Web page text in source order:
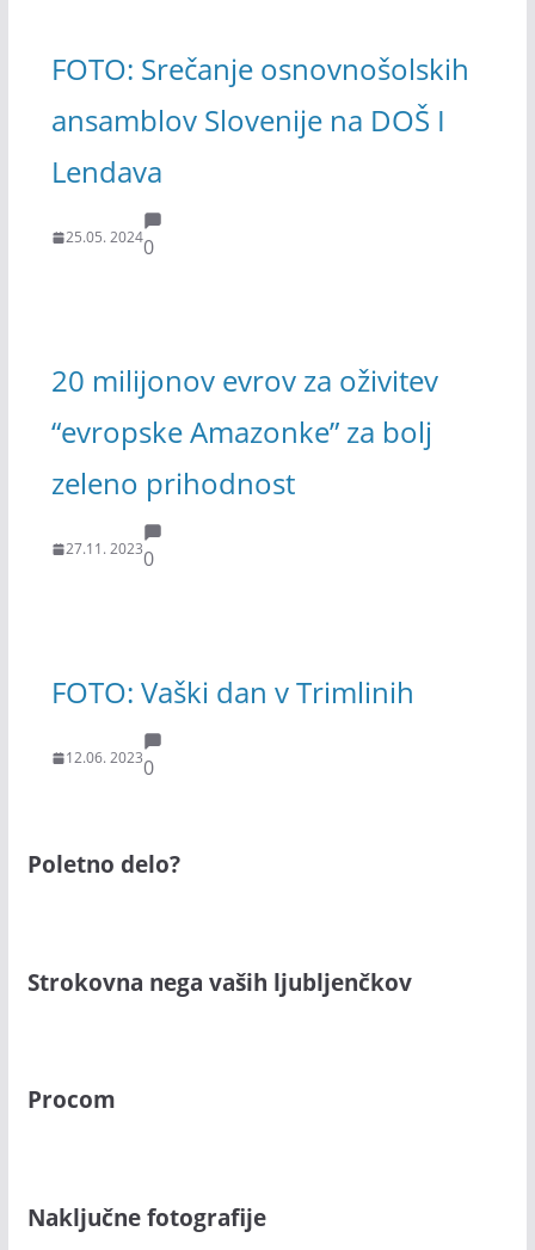
FOTO: Srečanje osnovnošolskih
ansamblov Slovenije na DOŠ I
Lendava
25.05. 20240
20 milijonov evrov za oživitev
“evropske Amazonke” za bolj
zeleno prihodnost
27.11. 20230
FOTO: Vaški dan v Trimlinih
12.06. 20230
Poletno delo?
Strokovna nega vaših ljubljenčkov
Procom
Naključne fotografije